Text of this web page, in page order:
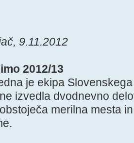
9.11.2012
2012/13
je ekipa
izvedla dvodnevno
merilna mesta